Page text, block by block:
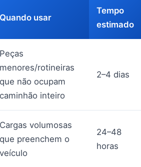
Quando usar
Tempo
estimado
Peças
menores/rotineiras
que não ocupam
caminhão inteiro
2–4 dias
Cargas volumosas
que preenchem o
veículo
24–48
horas